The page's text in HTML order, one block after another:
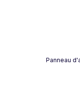
Panneau